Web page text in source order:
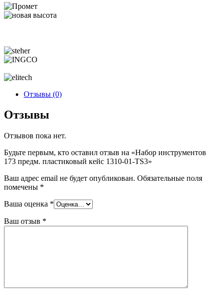
Отзывы (0)
Отзывы
Отзывов пока нет.
Будьте первым, кто оставил отзыв на «Набор инструментов
173 предм. пластиковый кейс 1310-01-TS3»
Ваш адрес email не будет опубликован. Обязательные поля
помечены *
Ваша оценка *
Ваш отзыв *